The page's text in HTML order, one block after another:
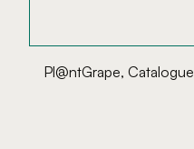
Pl@ntGrape,